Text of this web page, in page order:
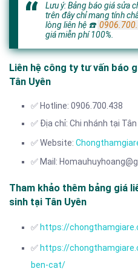
Lưu ý: Bảng báo giá sửa
trên đây chỉ mang tính
lòng liên hệ ☎️
giá miễn phí 100%.
Liên hệ công ty tư vấn báo
Tân Uyên
✅ Hotline: 0906.700.438
✅ Địa chỉ: Chi nhánh tại Tân
✅ Website:
✅ Mail:
Tham khảo thêm bảng giá
sinh tại Tân Uyên
✅ https://
✅ https://
ben-cat/